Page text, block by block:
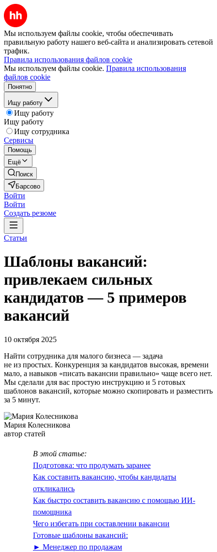
Мы используем файлы cookie, чтобы обеспечивать
правильную работу нашего веб-сайта и анализировать сетевой
трафик.
Правила использования файлов cookie
Мы используем файлы cookie. Правила использования
файлов cookie
Понятно
Ищу работу
Ищу работу
Ищу работу
Ищу сотрудника
Сервисы
Помощь
Ещё
Поиск
Барсово
Войти
Войти
Создать резюме
Статьи
Шаблоны вакансий:
привлекаем сильных
кандидатов — 5 примеров
вакансий
10 октября 2025
Найти сотрудника для малого бизнеса — задача
не из простых. Конкуренция за кандидатов высокая, времени
мало, а навыков «писать вакансии правильно» чаще всего нет.
Мы сделали для вас простую инструкцию и 5 готовых
шаблонов вакансий, которые можно скопировать и разместить
за 5 минут.
Мария Колесникова
автор статей
В этой статье:
Подготовка: что продумать заранее
Как составить вакансию, чтобы кандидаты
откликались
Как быстро составить вакансию с помощью ИИ-
помощника
Чего избегать при составлении вакансии
Готовые шаблоны вакансий:
► Менеджер по продажам